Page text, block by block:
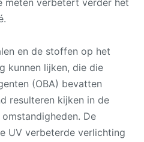
meten verbetert verder het
en de stoffen op het
kunnen lijken, die die
(OBA) bevatten
resulteren kijken in de
De
UV verbeterde verlichting